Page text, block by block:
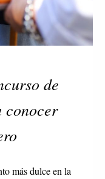
de
conocer
más dulce en la